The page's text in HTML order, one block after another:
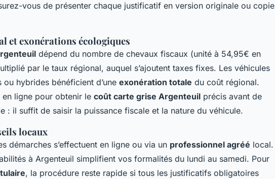
vous de présenter chaque justificatif en version originale ou copie
et exonérations écologiques
dépend du nombre de chevaux fiscaux (unité à 54,95€ en
par le taux régional, auquel s’ajoutent taxes fixes. Les véhicules
ou hybrides bénéficient d’une exonération totale du coût régional.
en ligne pour obtenir le coût carte grise Argenteuil précis avant de
: il suffit de saisir la puissance fiscale et la nature du véhicule.
locaux
démarches s’effectuent en ligne ou via un professionnel agréé local.
à Argenteuil simplifient vos formalités du lundi au samedi. Pour
, la procédure reste rapide si tous les justificatifs obligatoires